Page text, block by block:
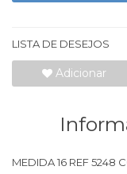
LISTA DE DESEJOS
Adicionar
MEDIDA 16 REF 5248